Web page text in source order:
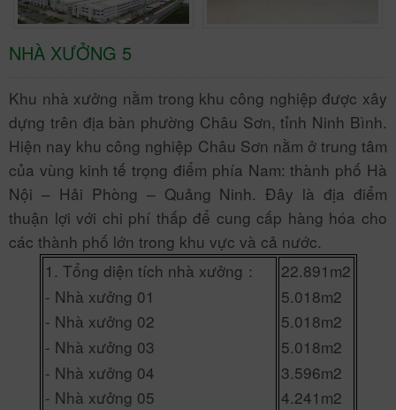
NHÀ XƯỞNG 5
Khu nhà xưởng nằm trong khu công nghiệp được xây
dựng trên địa bàn phường Châu Sơn, tỉnh Ninh Bình.
Hiện nay khu công nghiệp Châu Sơn nằm ở trung tâm
của vùng kinh tế trọng điểm phía Nam: thành phố Hà
Nội – Hải Phòng – Quảng Ninh. Đây là địa điểm
thuận lợi với chi phí thấp để cung cấp hàng hóa cho
các thành phố lớn trong khu vực và cả nước.
1. Tổng diện tích nhà xưởng：
- Nhà xưởng 01
- Nhà xưởng 02
- Nhà xưởng 03
- Nhà xưởng 04
- Nhà xưởng 05
22.891m2
5.018m2
5.018m2
5.018m2
3.596m2
4.241m2